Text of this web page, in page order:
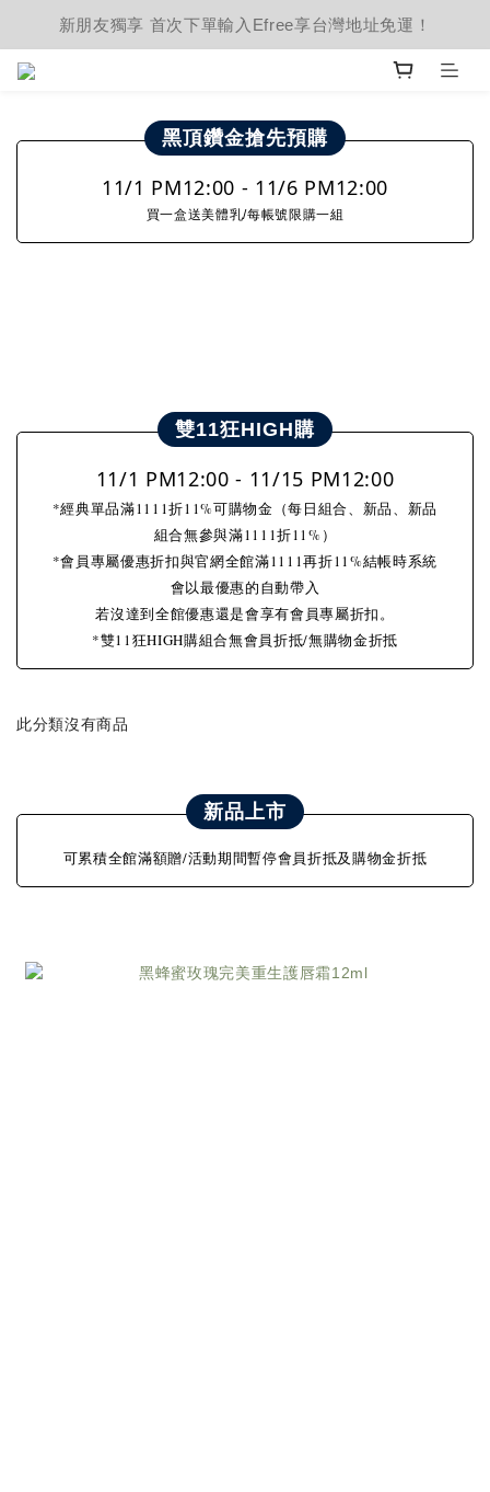
新朋友獨享 首次下單輸入Efree享台灣地址免運！
黑頂鑽金搶先預購
11/1 PM12:00 - 11/6 PM12:00
買一盒送美體乳/每帳號限購一組
雙11狂HIGH購
11/1 PM12:00 - 11/15 PM12:00
*經典單品滿1111折11%可購物金（每日組合、新品、新品
組合無參與滿1111折11%）
*會員專屬優惠折扣與官網全館滿1111再折11%結帳時系統
會以最優惠的自動帶入
若沒達到全館優惠還是會享有會員專屬折扣。
*雙11狂HIGH購組合無會員折抵/無購物金折抵
此分類沒有商品
新品上市
可累積全館滿額贈/活動期間暫停會員折抵及購物金折抵